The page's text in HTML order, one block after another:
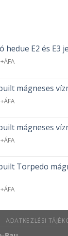
hedue E2 és E3
+ÁFA
mágneses
+ÁFA
mágneses
+ÁFA
Torpedo
+ÁFA
ADATKEZLÉSI